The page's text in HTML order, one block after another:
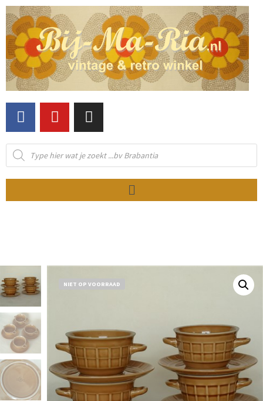
NIET OP VOORRAAD